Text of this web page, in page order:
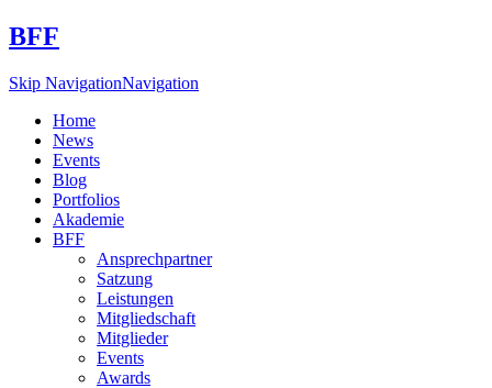
BFF
Skip NavigationNavigation
Home
News
Events
Blog
Portfolios
Akademie
BFF
Ansprechpartner
Satzung
Leistungen
Mitgliedschaft
Mitglieder
Events
Awards